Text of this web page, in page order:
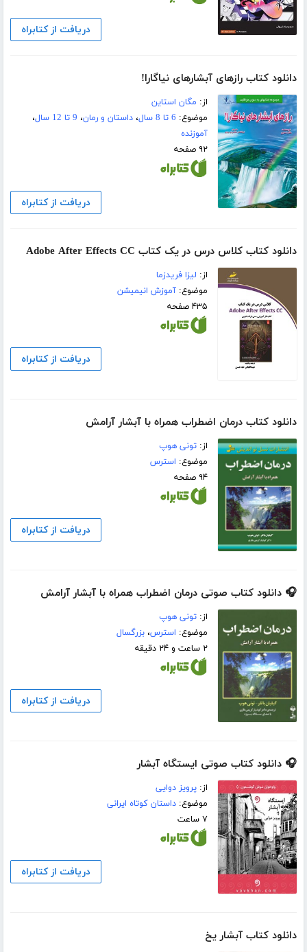
دریافت از کتابراه
دانلود کتاب رازهای آبشارهای نیاگارا!
از: مگان استاین
موضوع: 6 تا 8 سال ،داستان و رمان، 9 تا 12 سال
،
آموزنده
۹۲ صفحه
دریافت از کتابراه
دانلود کتاب کلاس درس در یک کتاب Adobe After Effects CC
از: لیزا فریدزما
موضوع:آموزش انیمیشن
۴۳۵ صفحه
دریافت از کتابراه
دانلود کتاب درمان اضطراب همراه با آبشار آرامش
از:تونی هوپ
موضوع: استرس
۹۴ صفحه
دریافت از کتابراه
🎧 دانلود کتاب صوتی درمان اضطراب همراه با آبشار آرامش
از:تونی هوپ
موضوع: استرس،بزرگسال
۲ ساعت و ۲۴ دقیقه
دریافت از کتابراه
🎧 دانلود کتاب صوتی ایستگاه آبشار
از:پرویز دوایی
موضوع:داستان کوتاه ایرانی
۷ ساعت
دریافت از کتابراه
دانلود کتاب آبشار یخ